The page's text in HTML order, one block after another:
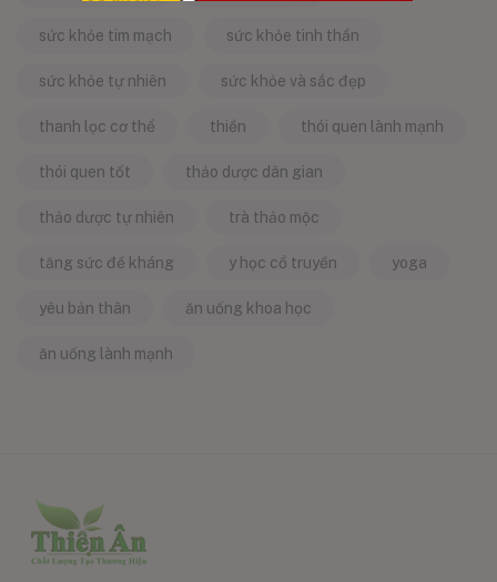
sức khỏe tim mạch sức khỏe tinh thần
sức khỏe tự nhiên sức khỏe và sắc đẹp
thanh lọc cơ thể thiền thói quen lành mạnh
thói quen tốt thảo dược dân gian
thảo dược tự nhiên trà thảo mộc
tăng sức đề kháng y học cổ truyền yoga
yêu bản thân ăn uống khoa học
ăn uống lành mạnh